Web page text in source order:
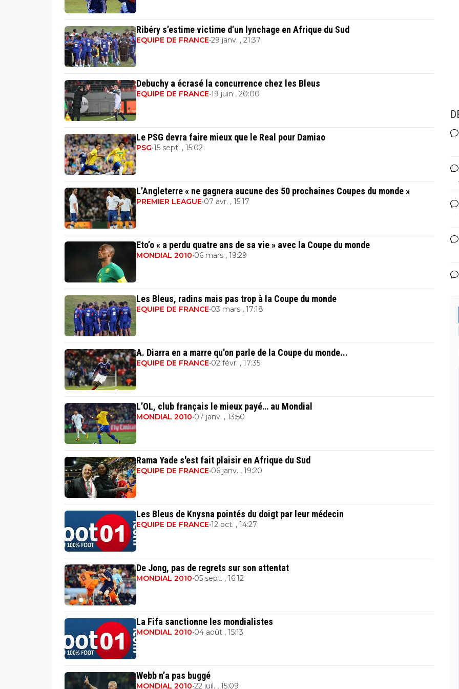
Ribéry s’estime victime d’un lynchage en Afrique du Sud
EQUIPE DE FRANCE•29 janv. , 21:37
Debuchy a écrasé la concurrence chez les Bleus
EQUIPE DE FRANCE•19 juin , 20:00
Le PSG devra faire mieux que le Real pour Damiao
PSG•15 sept. , 15:02
L’Angleterre « ne gagnera aucune des 50 prochaines Coupes du monde »
PREMIER LEAGUE•07 avr. , 15:17
Eto’o « a perdu quatre ans de sa vie » avec la Coupe du monde
MONDIAL 2010•06 mars , 19:29
Les Bleus, radins mais pas trop à la Coupe du monde
EQUIPE DE FRANCE•03 mars , 17:18
A. Diarra en a marre qu'on parle de la Coupe du monde...
EQUIPE DE FRANCE•02 févr. , 17:35
L’OL, club français le mieux payé… au Mondial
MONDIAL 2010•07 janv. , 13:50
Rama Yade s'est fait plaisir en Afrique du Sud
EQUIPE DE FRANCE•06 janv. , 19:20
Les Bleus de Knysna pointés du doigt par leur médecin
EQUIPE DE FRANCE•12 oct. , 14:27
De Jong, pas de regrets sur son attentat
MONDIAL 2010•05 sept. , 16:12
La Fifa sanctionne les mondialistes
MONDIAL 2010•04 août , 15:13
Webb n’a pas buggé
MONDIAL 2010•22 juil. , 15:09